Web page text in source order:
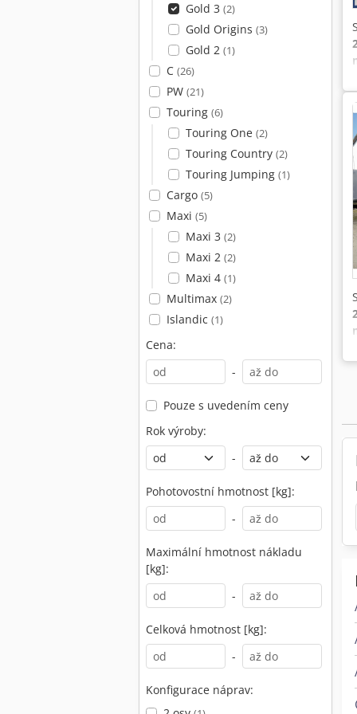
Gold 3 (2)
Gold Origins (3)
Gold 2 (1)
C (26)
PW (21)
Touring (6)
Touring One (2)
Touring Country (2)
Touring Jumping (1)
Cargo (5)
Maxi (5)
Maxi 3 (2)
Maxi 2 (2)
Maxi 4 (1)
Multimax (2)
Islandic (1)
Cena:
-
Pouze s uvedením ceny
Rok výroby:
-
Pohotovostní hmotnost [kg]:
-
Maximální hmotnost nákladu
[kg]:
-
Celková hmotnost [kg]:
-
Konfigurace náprav: